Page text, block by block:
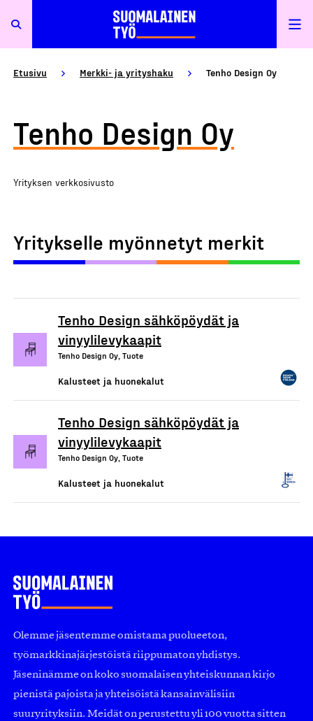
Etusivu Merkki- ja yrityshaku Tenho Design Oy
Tenho Design Oy
Yrityksen verkkosivusto
Yritykselle myönnetyt merkit
Tenho Design sähköpöydät ja
vinyylilevykaapit
Tenho Design Oy, Tuote
Kalusteet ja huonekalut
Tenho Design sähköpöydät ja
vinyylilevykaapit
Tenho Design Oy, Tuote
Kalusteet ja huonekalut
Olemme jäsentemme omistama puolueeton,
työmarkkinajärjestöistä riippumaton yhdistys.
Jäseninämme on koko suomalaisen yhteiskunnan kirjo
pienistä pajoista ja yhteisöistä kansainvälisiin
suuryrityksiin. Meidät on perustettu yli 100 vuotta sitten